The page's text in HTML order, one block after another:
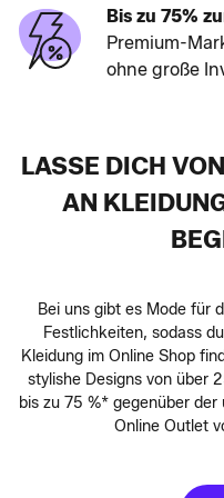
Bis zu 75%
Premium-
ohne große
LASSE DICH
AN
Bei uns gibt es Mode für
Festlichkeiten, sodass
Kleidung im Online Shop
stylishe Designs von über
bis zu 75 %* gegenüber
Online Outlet